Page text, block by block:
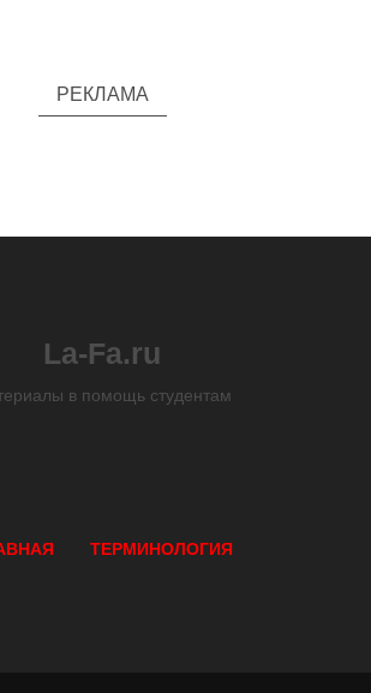
РЕКЛАМА
La-Fa.ru
в помощь студентам
ТЕРМИНОЛОГИЯ